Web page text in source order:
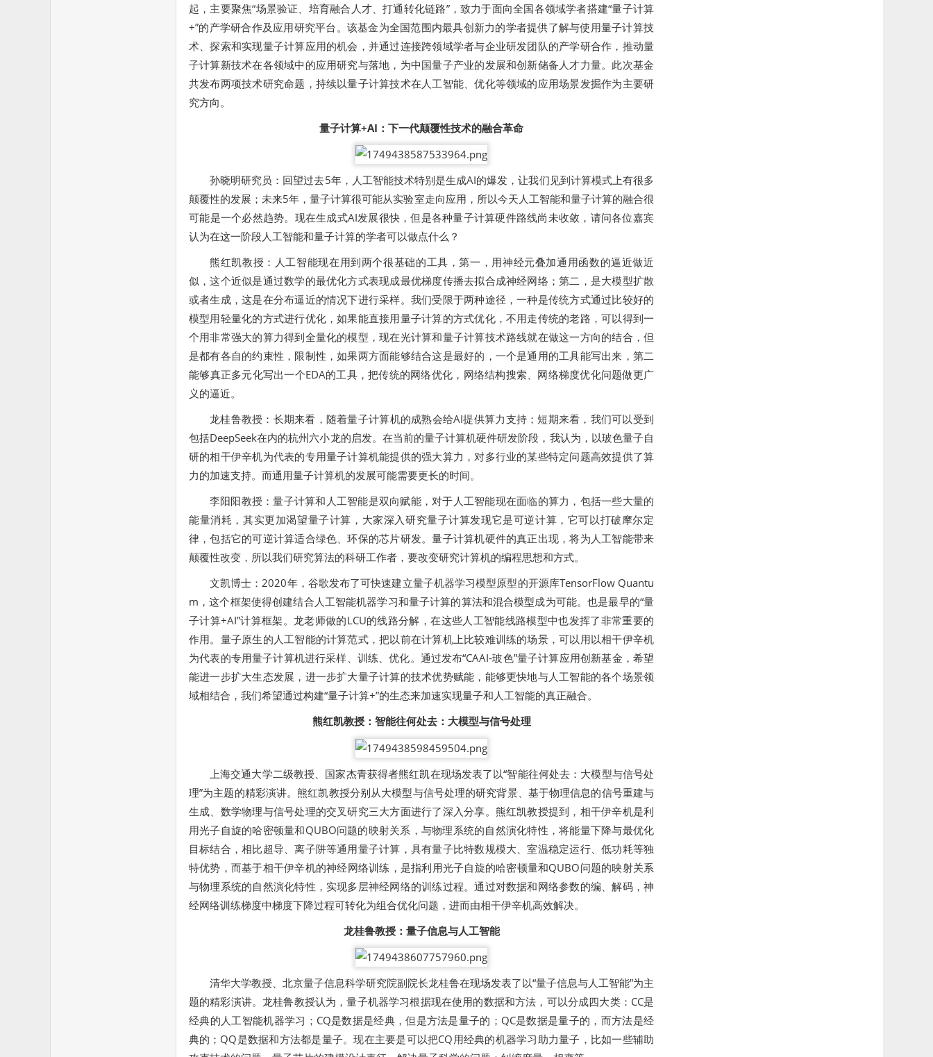
起，主要聚焦“场景验证、培育融合人才、打通转化链路”，致力于面向全国各领域学者搭建“量子计算
+”的产学研合作及应用研究平台。该基金为全国范围内最具创新力的学者提供了解与使用量子计算技
术、探索和实现量子计算应用的机会，并通过连接跨领域学者与企业研发团队的产学研合作，推动量
子计算新技术在各领域中的应用研究与落地，为中国量子产业的发展和创新储备人才力量。此次基金
共发布两项技术研究命题，持续以量子计算技术在人工智能、优化等领域的应用场景发掘作为主要研
究方向。
量子计算+AI：下一代颠覆性技术的融合革命
孙晓明研究员：回望过去5年，人工智能技术特别是生成AI的爆发，让我们见到计算模式上有很多
颠覆性的发展；未来5年，量子计算很可能从实验室走向应用，所以今天人工智能和量子计算的融合很
可能是一个必然趋势。现在生成式AI发展很快，但是各种量子计算硬件路线尚未收敛，请问各位嘉宾
认为在这一阶段人工智能和量子计算的学者可以做点什么？
熊红凯教授：人工智能现在用到两个很基础的工具，第一，用神经元叠加通用函数的逼近做近
似，这个近似是通过数学的最优化方式表现成最优梯度传播去拟合成神经网络；第二，是大模型扩散
或者生成，这是在分布逼近的情况下进行采样。我们受限于两种途径，一种是传统方式通过比较好的
模型用轻量化的方式进行优化，如果能直接用量子计算的方式优化，不用走传统的老路，可以得到一
个用非常强大的算力得到全量化的模型，现在光计算和量子计算技术路线就在做这一方向的结合，但
是都有各自的约束性，限制性，如果两方面能够结合这是最好的，一个是通用的工具能写出来，第二
能够真正多元化写出一个EDA的工具，把传统的网络优化，网络结构搜索、网络梯度优化问题做更广
义的逼近。
龙桂鲁教授：长期来看，随着量子计算机的成熟会给AI提供算力支持；短期来看，我们可以受到
包括DeepSeek在内的杭州六小龙的启发。在当前的量子计算机硬件研发阶段，我认为，以玻色量子自
研的相干伊辛机为代表的专用量子计算机能提供的强大算力，对多行业的某些特定问题高效提供了算
力的加速支持。而通用量子计算机的发展可能需要更长的时间。
李阳阳教授：量子计算和人工智能是双向赋能，对于人工智能现在面临的算力，包括一些大量的
能量消耗，其实更加渴望量子计算，大家深入研究量子计算发现它是可逆计算，它可以打破摩尔定
律，包括它的可逆计算适合绿色、环保的芯片研发。量子计算机硬件的真正出现，将为人工智能带来
颠覆性改变，所以我们研究算法的科研工作者，要改变研究计算机的编程思想和方式。
文凯博士：2020年，谷歌发布了可快速建立量子机器学习模型原型的开源库TensorFlow Quantu
m，这个框架使得创建结合人工智能机器学习和量子计算的算法和混合模型成为可能。也是最早的“量
子计算+AI”计算框架。龙老师做的LCU的线路分解，在这些人工智能线路模型中也发挥了非常重要的
作用。量子原生的人工智能的计算范式，把以前在计算机上比较难训练的场景，可以用以相干伊辛机
为代表的专用量子计算机进行采样、训练、优化。通过发布“CAAI-玻色”量子计算应用创新基金，希望
能进一步扩大生态发展，进一步扩大量子计算的技术优势赋能，能够更快地与人工智能的各个场景领
域相结合，我们希望通过构建“量子计算+”的生态来加速实现量子和人工智能的真正融合。
熊红凯教授：智能往何处去：大模型与信号处理
上海交通大学二级教授、国家杰青获得者熊红凯在现场发表了以“智能往何处去：大模型与信号处
理”为主题的精彩演讲。熊红凯教授分别从大模型与信号处理的研究背景、基于物理信息的信号重建与
生成、数学物理与信号处理的交叉研究三大方面进行了深入分享。熊红凯教授提到，相干伊辛机是利
用光子自旋的哈密顿量和QUBO问题的映射关系，与物理系统的自然演化特性，将能量下降与最优化
目标结合，相比超导、离子阱等通用量子计算，具有量子比特数规模大、室温稳定运行、低功耗等独
特优势，而基于相干伊辛机的神经网络训练，是指利用光子自旋的哈密顿量和QUBO问题的映射关系
与物理系统的自然演化特性，实现多层神经网络的训练过程。通过对数据和网络参数的编、解码，神
经网络训练梯度中梯度下降过程可转化为组合优化问题，进而由相干伊辛机高效解决。
龙桂鲁教授：量子信息与人工智能
清华大学教授、北京量子信息科学研究院副院长龙桂鲁在现场发表了以“量子信息与人工智能”为主
题的精彩演讲。龙桂鲁教授认为，量子机器学习根据现在使用的数据和方法，可以分成四大类：CC是
经典的人工智能机器学习；CQ是数据是经典，但是方法是量子的；QC是数据是量子的，而方法是经
典的；QQ是数据和方法都是量子。现在主要是可以把CQ用经典的机器学习助力量子，比如一些辅助